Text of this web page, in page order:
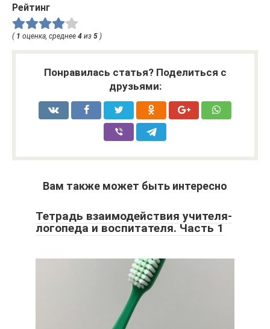
Рейтинг
( 1 оценка, среднее 4 из 5 )
Понравилась статья? Поделиться с
друзьями:
Вам также может быть интересно
Тетрадь взаимодействия учителя-
логопеда и воспитателя. Часть 1